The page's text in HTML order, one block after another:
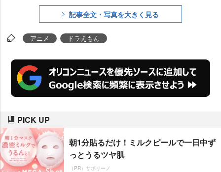
記事全文・写真を大きく見る
アニメ ドラえもん
PICK UP
朝1分貼るだけ！ミルクピールで一日中ず
っとうるツヤ肌
（PR）サボリーノ